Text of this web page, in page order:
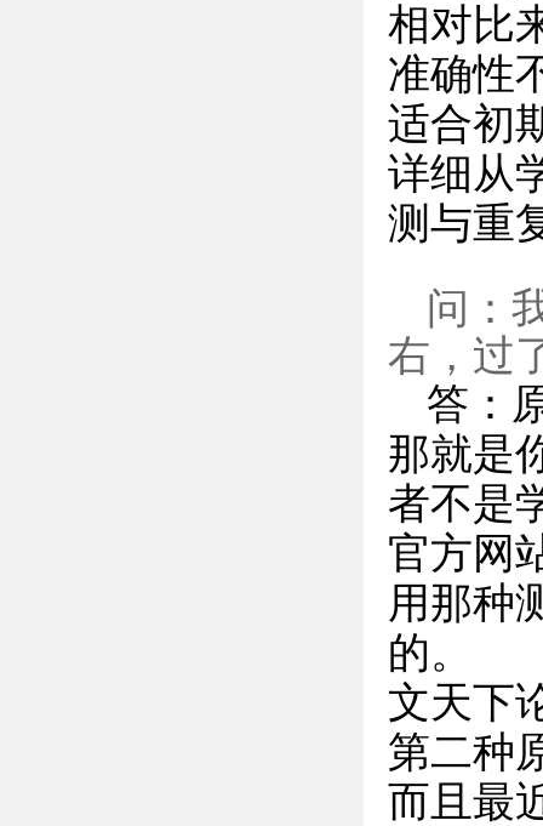
相对比
准确性
适合初
详细从
测与重
问：
右，过
答：
那就是
者不是
官方网
用那种
的。
文天下
第二种
而且最